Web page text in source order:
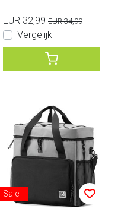
EUR 32,99 EUR 34,99
Vergelijk
Sale